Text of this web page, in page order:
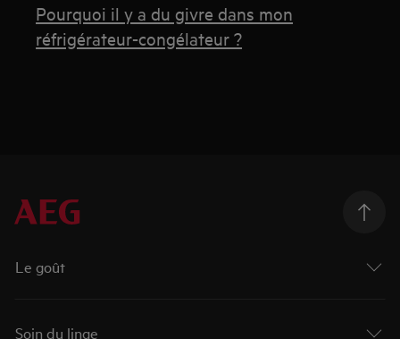
Pourquoi il y a du givre dans mon
réfrigérateur-congélateur ?
Le goût
Soin du linge